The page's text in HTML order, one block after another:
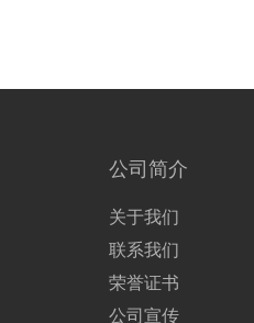
公司简介
关于我们
联系我们
荣誉证书
公司宣传